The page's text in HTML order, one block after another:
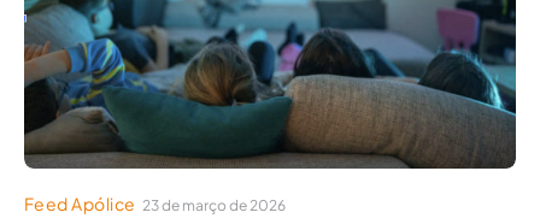
Feed Apólice 23 de março de 2026